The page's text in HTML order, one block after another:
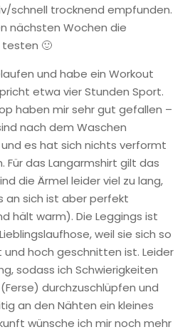
schnell trocknend empfunden.
nächsten Wochen die
testen 🙂
und habe ein Workout
etwa vier Stunden Sport.
haben mir sehr gut gefallen –
nach dem Waschen
es hat sich nichts verformt
Für das Langarmshirt gilt das
die Ärmel leider viel zu lang,
an sich ist aber perfekt
hält warm). Die Leggings ist
weil sie sich so
hoch geschnitten ist. Leider
sodass ich Schwierigkeiten
durchzuschlüpfen und
an den Nähten ein kleines
wünsche ich mir noch mehr